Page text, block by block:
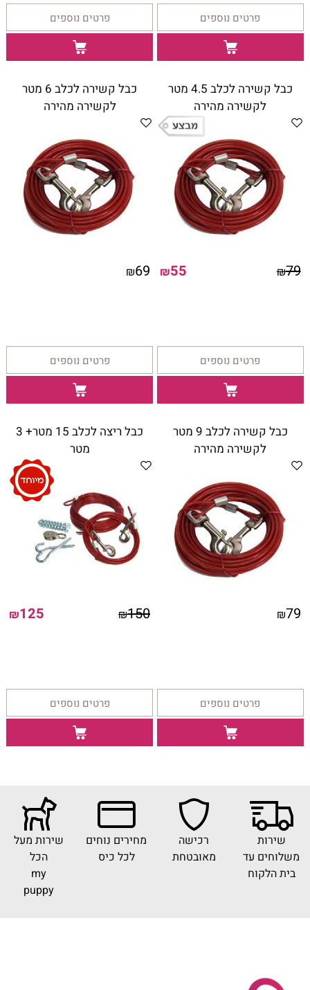
פרטים נוספים פרטים נוספים
כבל קשירה לכלב 4.5 מטר
לקשירה מהירה
₪79
₪55
פרטים נוספים
כבל קשירה לכלב 6 מטר
לקשירה מהירה
₪69
פרטים נוספים
כבל קשירה לכלב 9 מטר
לקשירה מהירה
₪79
פרטים נוספים
כבל ריצה לכלב 15 מטר+ 3
מטר
₪150
₪125
פרטים נוספים
שירות
משלוחים עד
בית הלקוח
רכישה
מאובטחת
מחירים נוחים
לכל כיס
שירות מעל
הכל
my
puppy